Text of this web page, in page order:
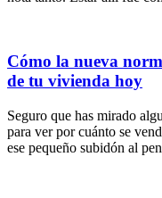
Cómo la nueva
de tu vivienda hoy
Seguro que has mirado
para ver por cuánto se
ese pequeño subidón al